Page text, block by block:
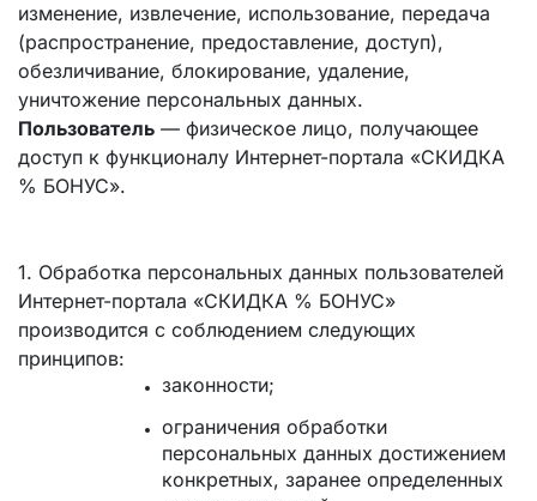
изменение, извлечение, использование, передача
(распространение, предоставление, доступ),
обезличивание, блокирование, удаление,
уничтожение персональных данных.
Пользователь — физическое лицо, получающее
доступ к функционалу Интернет-портала «СКИДКА
% БОНУС».
1. Обработка персональных данных пользователей
Интернет-портала «СКИДКА % БОНУС»
производится с соблюдением следующих
принципов:
законности;
ограничения обработки
персональных данных достижением
конкретных, заранее определенных